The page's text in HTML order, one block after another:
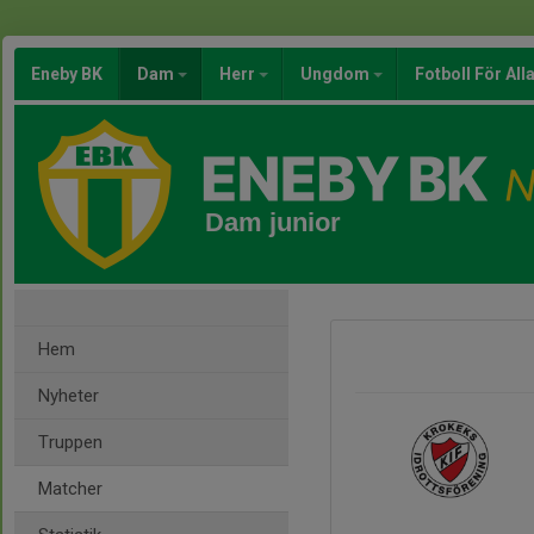
Eneby BK Dam Herr Ungdom Fotboll För Alla
Dam junior
Hem
Nyheter
Truppen
Matcher